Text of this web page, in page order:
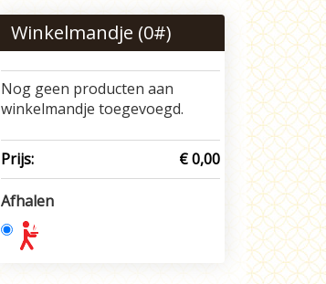
Winkelmandje (0#)
Nog geen producten aan
winkelmandje toegevoegd.
Prijs: € 0,00
Afhalen